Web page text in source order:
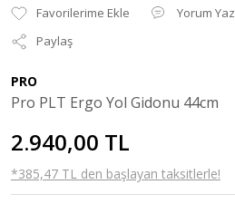
Yorum Yaz
Paylaş
PRO
Pro PLT Ergo Yol Gidonu 44cm
2.940,00 TL
*385,47 TL den başlayan taksitlerle!